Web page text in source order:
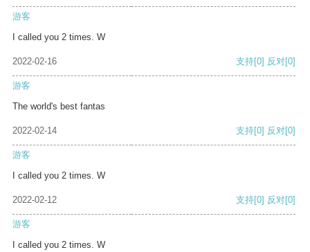
游客
I called you 2 times. W
2022-02-16 支持[0] 反对[0]
游客
The world's best fantas
2022-02-14 支持[0] 反对[0]
游客
I called you 2 times. W
2022-02-12 支持[0] 反对[0]
游客
I called you 2 times. W